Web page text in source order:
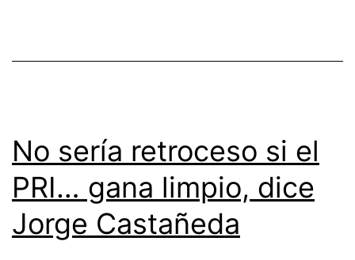
No sería retroceso si el
PRI… gana limpio, dice
Jorge Castañeda